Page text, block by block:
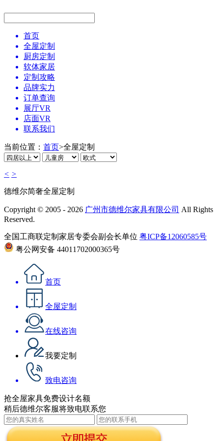
首页
全屋定制
厨房定制
软体家居
定制攻略
品牌实力
订单查询
展厅VR
店面VR
联系我们
当前位置： 首页>全屋定制
< >
德维尔简奢全屋定制
Copyright © 2005 - 2026 广州市德维尔家具有限公司 All Rights
Reserved.
全国工商联定制家居专委会副会长单位 粤ICP备12060585号
粤公网安备 44011702000365号
首页
全屋定制
在线咨询
我要定制
致电咨询
抢全屋家具免费设计名额
稍后德维尔客服将致电联系您